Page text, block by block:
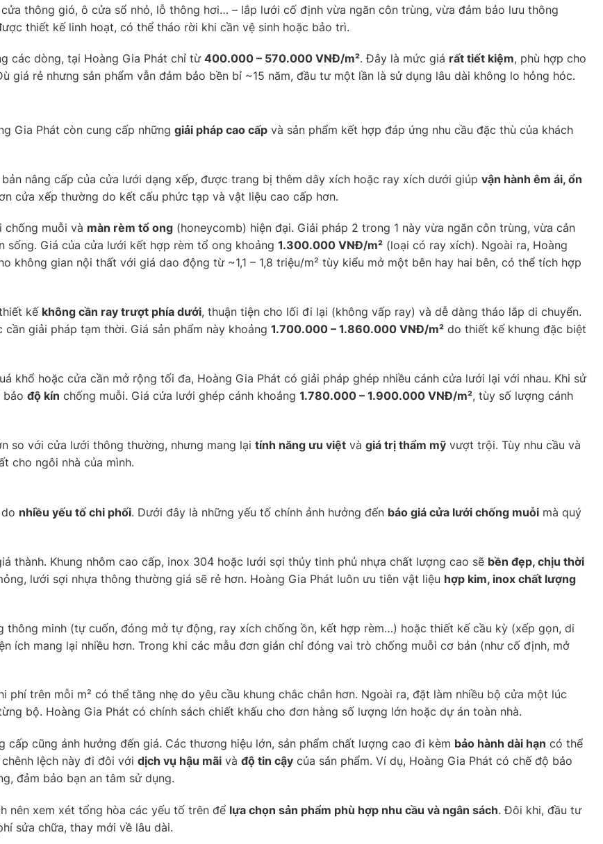
cửa thông gió, ô cửa sổ nhỏ, lỗ thông hơi… – lắp lưới cố định vừa ngăn côn trùng, vừa đảm bảo lưu thông
thiết kế linh hoạt, có thể tháo rời khi cần vệ sinh hoặc bảo trì.
các dòng, tại Hoàng Gia Phát chỉ từ 400.000 – 570.000 VNĐ/m². Đây là mức giá rất tiết kiệm, phù hợp cho
giá rẻ nhưng sản phẩm vẫn đảm bảo bền bỉ ~15 năm, đầu tư một lần là sử dụng lâu dài không lo hỏng hóc.
Gia Phát còn cung cấp những giải pháp cao cấp và sản phẩm kết hợp đáp ứng nhu cầu đặc thù của khách
nâng cấp của cửa lưới dạng xếp, được trang bị thêm dây xích hoặc ray xích dưới giúp vận hành êm ái, ổn
cửa xếp thường do kết cấu phức tạp và vật liệu cao cấp hơn.
chống muỗi và màn rèm tổ ong(honeycomb) hiện đại. Giải pháp 2 trong 1 này vừa ngăn côn trùng, vừa cản
sống. Giá của cửa lưới kết hợp rèm tổ ong khoảng 1.300.000 VNĐ/m²(loại có ray xích). Ngoài ra, Hoàng
không gian nội thất với giá dao động từ ~1,1 – 1,8 triệu/m² tùy kiểu mở một bên hay hai bên, có thể tích hợp
kế không cần ray trượt phía dưới, thuận tiện cho lối đi lại (không vấp ray) và dễ dàng tháo lắp di chuyển.
giải pháp tạm thời. Giá sản phẩm này khoảng 1.700.000 – 1.860.000 VNĐ/m²do thiết kế khung đặc biệt
khổ hoặc cửa cần mở rộng tối đa, Hoàng Gia Phát có giải pháp ghép nhiều cánh cửa lưới lại với nhau. Khi sử
bảo độ kín chống muỗi. Giá cửa lưới ghép cánh khoảng 1.780.000 – 1.900.000 VNĐ/m², tùy số lượng cánh
so với cửa lưới thông thường, nhưng mang lại tính năng ưu việt và giá trị thẩm mỹ vượt trội. Tùy nhu cầu và
cho ngôi nhà của mình.
nhiều yếu tố chi phối. Dưới đây là những yếu tố chính ảnh hưởng đến báo giá cửa lưới chống muỗi mà quý
thành. Khung nhôm cao cấp, inox 304 hoặc lưới sợi thủy tinh phủ nhựa chất lượng cao sẽ bền đẹp, chịu thời
lưới sợi nhựa thông thường giá sẽ rẻ hơn. Hoàng Gia Phát luôn ưu tiên vật liệu hợp kim, inox chất lượng
thông minh (tự cuốn, đóng mở tự động, ray xích chống ồn, kết hợp rèm…) hoặc thiết kế cầu kỳ (xếp gọn, di
ích mang lại nhiều hơn. Trong khi các mẫu đơn giản chỉ đóng vai trò chống muỗi cơ bản (như cố định, mở
phí trên mỗi m² có thể tăng nhẹ do yêu cầu khung chắc chắn hơn. Ngoài ra, đặt làm nhiều bộ cửa một lúc
bộ. Hoàng Gia Phát có chính sách chiết khấu cho đơn hàng số lượng lớn hoặc dự án toàn nhà.
cấp cũng ảnh hưởng đến giá. Các thương hiệu lớn, sản phẩm chất lượng cao đi kèm bảo hành dài hạn có thể
lệch này đi đôi với dịch vụ hậu mãivà độ tin cậycủa sản phẩm. Ví dụ, Hoàng Gia Phát có chế độ bảo
đảm bảo bạn an tâm sử dụng.
nên xem xét tổng hòa các yếu tố trên để lựa chọn sản phẩm phù hợp nhu cầu và ngân sách. Đôi khi, đầu tư
sửa chữa, thay mới về lâu dài.